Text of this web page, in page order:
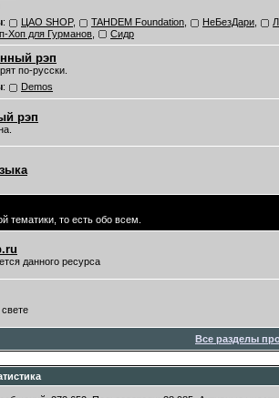
: ЦАО SHOP, TAHDEM Foundation НеБезДари
Хоп для Гурманов Сидр
рэп
по-русски.
: Demos
рэп
тематики, то есть обо всем.
данного ресурса
Все разделы